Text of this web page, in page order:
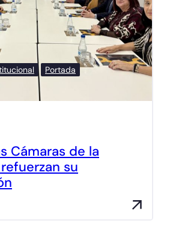
Portada
Cámaras de la
su